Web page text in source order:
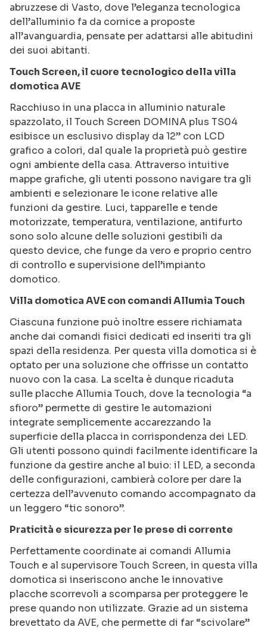
abruzzese di Vasto, dove l’eleganza tecnologica
dell’alluminio fa da cornice a proposte
all’avanguardia, pensate per adattarsi alle abitudini
dei suoi abitanti.
Touch Screen, il cuore tecnologico della villa
domotica AVE
Racchiuso in una placca in alluminio naturale
spazzolato, il Touch Screen DOMINA plus TS04
esibisce un esclusivo display da 12” con LCD
grafico a colori, dal quale la proprietà può gestire
ogni ambiente della casa. Attraverso intuitive
mappe grafiche, gli utenti possono navigare tra gli
ambienti e selezionare le icone relative alle
funzioni da gestire. Luci, tapparelle e tende
motorizzate, temperatura, ventilazione, antifurto
sono solo alcune delle soluzioni gestibili da
questo device, che funge da vero e proprio centro
di controllo e supervisione dell’impianto
domotico.
Villa domotica AVE con comandi Allumia Touch
Ciascuna funzione può inoltre essere richiamata
anche dai comandi fisici dedicati ed inseriti tra gli
spazi della residenza. Per questa villa domotica si è
optato per una soluzione che offrisse un contatto
nuovo con la casa. La scelta è dunque ricaduta
sulle placche Allumia Touch, dove la tecnologia “a
sfioro” permette di gestire le automazioni
integrate semplicemente accarezzando la
superficie della placca in corrispondenza dei LED.
Gli utenti possono quindi facilmente identificare la
funzione da gestire anche al buio: il LED, a seconda
delle configurazioni, cambierà colore per dare la
certezza dell’avvenuto comando accompagnato da
un leggero “tic sonoro”.
Praticità e sicurezza per le prese di corrente
Perfettamente coordinate ai comandi Allumia
Touch e al supervisore Touch Screen, in questa villa
domotica si inseriscono anche le innovative
placche scorrevoli a scomparsa per proteggere le
prese quando non utilizzate. Grazie ad un sistema
brevettato da AVE, che permette di far “scivolare”